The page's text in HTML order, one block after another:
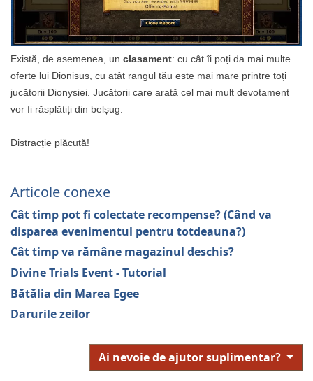
Există, de asemenea, un clasament: cu cât îi poți da mai multe
oferte lui Dionisus, cu atât rangul tău este mai mare printre toți
jucătorii Dionysiei. Jucătorii care arată cel mai mult devotament
vor fi răsplătiți din belșug.
Distracție plăcută!
Articole conexe
Cât timp pot fi colectate recompense? (Când va
disparea evenimentul pentru totdeauna?)
Cât timp va rămâne magazinul deschis?
Divine Trials Event - Tutorial
Bătălia din Marea Egee
Darurile zeilor
Ai nevoie de ajutor suplimentar?